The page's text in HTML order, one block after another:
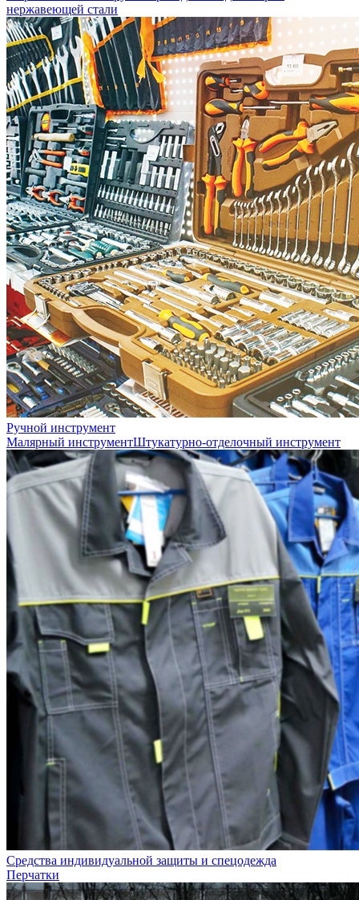
нержавеющей стали
Ручной инструмент
Малярный инструментШтукатурно-отделочный инструмент
Средства индивидуальной защиты и спецодежда
Перчатки